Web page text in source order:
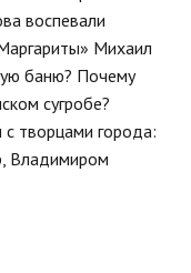
воспевали
Михаил
баню? Почему
сугробе?
творцами города:
Владимиром